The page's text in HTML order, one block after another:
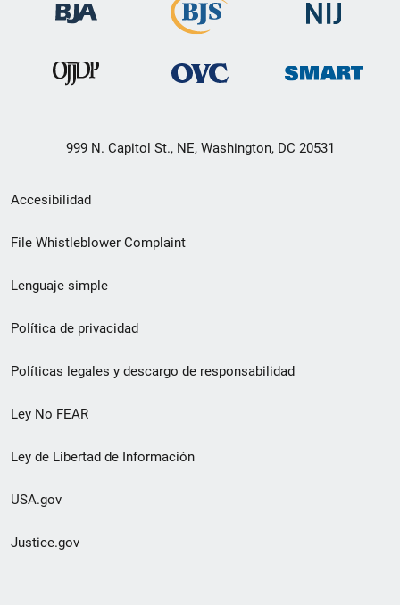
999 N. Capitol St., NE, Washington, DC 20531
Menú
de
de
pie
de
página
Accesibilidad
File Whistleblower Complaint
Lenguaje simple
Política de privacidad
Políticas legales y descargo de responsabilidad
Ley No FEAR
Ley de Libertad de Información
USA.gov
Justice.gov